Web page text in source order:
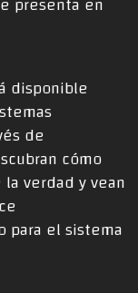
disponible
de
cómo
verdad y vean
para el sistema